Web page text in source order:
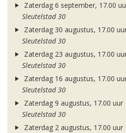
Zaterdag 6 september, 17.00
Sleutelstad 30
Zaterdag 30 augustus, 17.00
Sleutelstad 30
Zaterdag 23 augustus, 17.00
Sleutelstad 30
Zaterdag 16 augustus, 17.00
Sleutelstad 30
Zaterdag 9 augustus, 17.00 uur
Sleutelstad 30
Zaterdag 2 augustus, 17.00 uur